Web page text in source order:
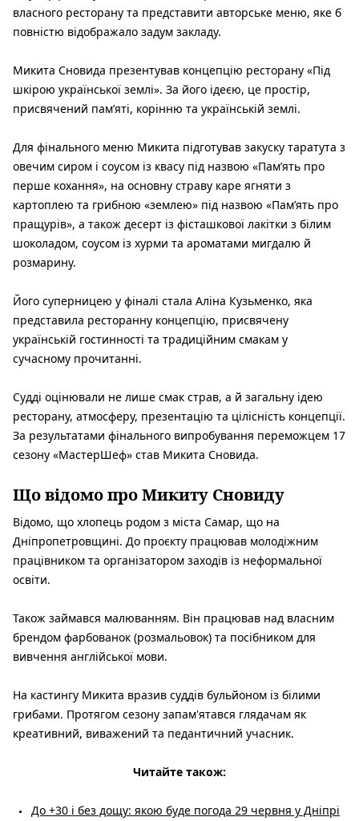
власного ресторану та представити авторське меню, яке б
повністю відображало задум закладу.
Микита Сновида презентував концепцію ресторану «Під
шкірою української землі». За його ідеєю, це простір,
присвячений пам’яті, корінню та українській землі.
Для фінального меню Микита підготував закуску таратута з
овечим сиром і соусом із квасу під назвою «Пам’ять про
перше кохання», на основну страву каре ягняти з
картоплею та грибною «землею» під назвою «Пам’ять про
пращурів», а також десерт із фісташкової лакітки з білим
шоколадом, соусом із хурми та ароматами мигдалю й
розмарину.
Його суперницею у фіналі стала Аліна Кузьменко, яка
представила ресторанну концепцію, присвячену
українській гостинності та традиційним смакам у
сучасному прочитанні.
Судді оцінювали не лише смак страв, а й загальну ідею
ресторану, атмосферу, презентацію та цілісність концепції.
За результатами фінального випробування переможцем 17
сезону «МастерШеф» став Микита Сновида.
Що відомо про Микиту Сновиду
Відомо, що хлопець родом з міста Самар, що на
Дніпропетровщині. До проєкту працював молодіжним
працівником та організатором заходів із неформальної
освіти.
Також займався малюванням. Він працював над власним
брендом фарбованок (розмальовок) та посібником для
вивчення англійської мови.
На кастингу Микита вразив суддів бульйоном із білими
грибами. Протягом сезону запам'ятався глядачам як
креативний, виважений та педантичний учасник.
Читайте також:
До +30 і без дощу: якою буде погода 29 червня у Дніпрі